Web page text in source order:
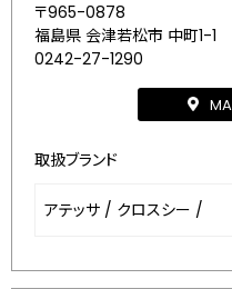
〒965-0878
福島県 会津若松市 中町1-1
0242-27-1290
取扱ブランド
アテッサ / クロスシー /